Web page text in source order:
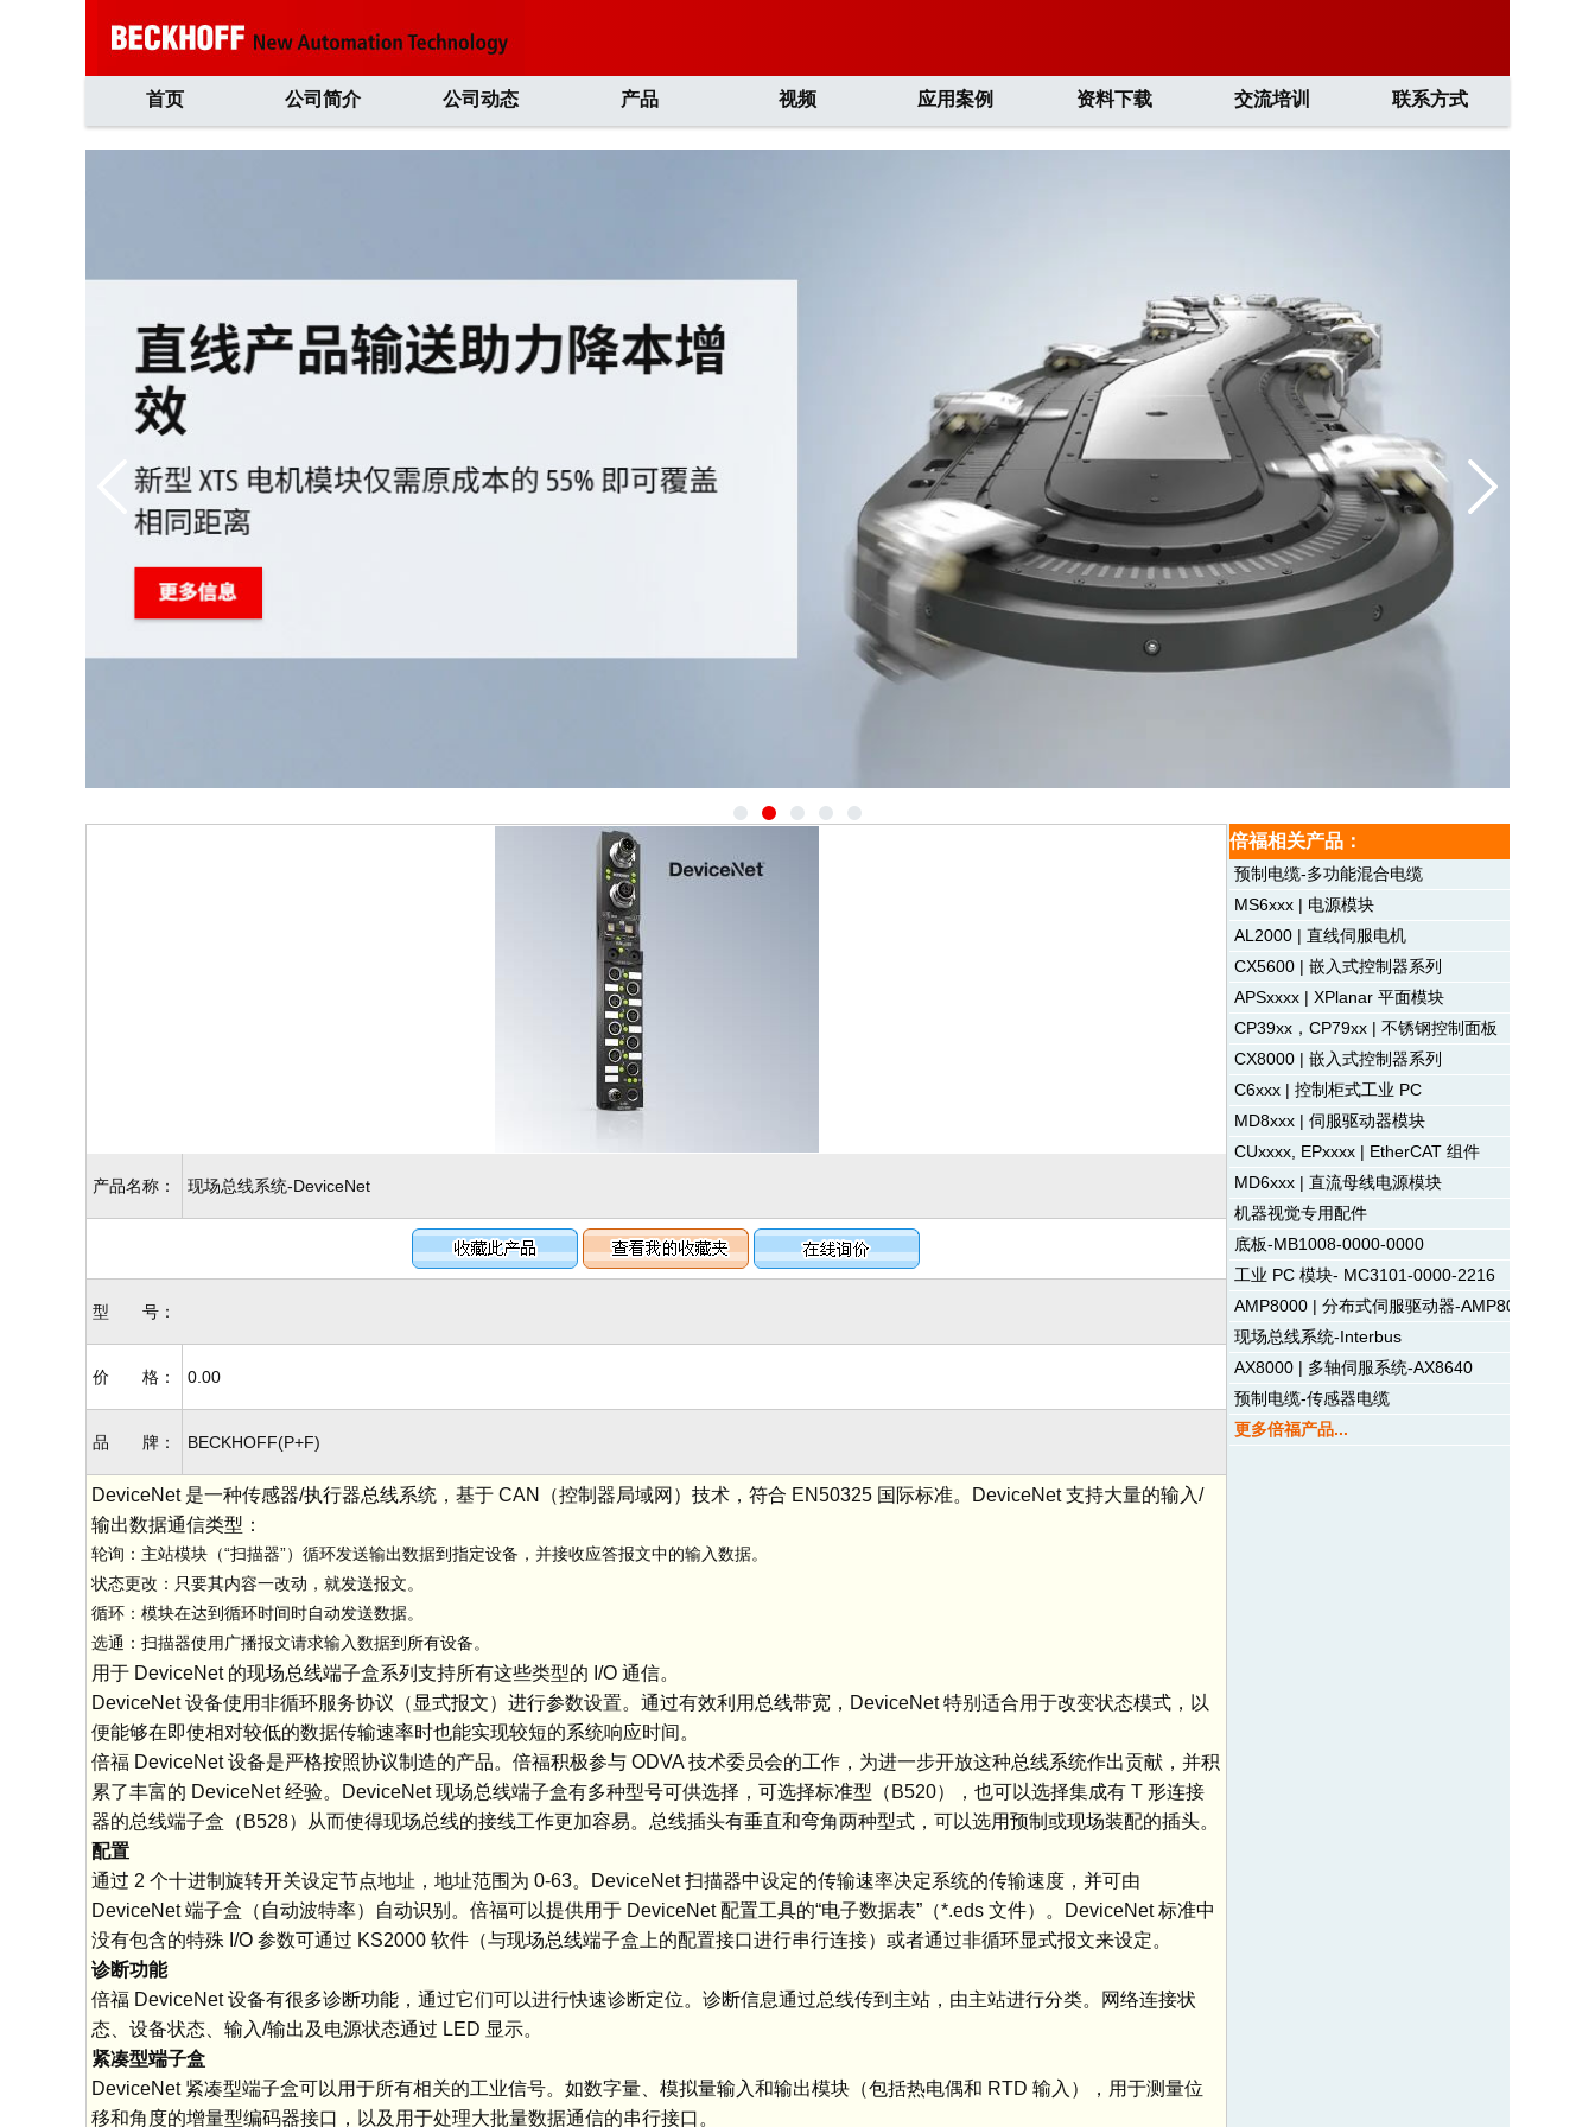
首页 公司简介 公司动态 产品 视频 应用案例 资料下载 交流培训 联系方式
产品名称： 现场总线系统-DeviceNet
型 号：
价 格： 0.00
品 牌： BECKHOFF(P+F)
DeviceNet 是一种传感器/执行器总线系统，基于 CAN（控制器局域网）技术，符合 EN50325 国际标准。DeviceNet 支持大量的输入/
输出数据通信类型：
轮询：主站模块（“扫描器”）循环发送输出数据到指定设备，并接收应答报文中的输入数据。
状态更改：只要其内容一改动，就发送报文。
循环：模块在达到循环时间时自动发送数据。
选通：扫描器使用广播报文请求输入数据到所有设备。
用于 DeviceNet 的现场总线端子盒系列支持所有这些类型的 I/O 通信。
DeviceNet 设备使用非循环服务协议（显式报文）进行参数设置。通过有效利用总线带宽，DeviceNet 特别适合用于改变状态模式，以
便能够在即使相对较低的数据传输速率时也能实现较短的系统响应时间。
倍福 DeviceNet 设备是严格按照协议制造的产品。倍福积极参与 ODVA 技术委员会的工作，为进一步开放这种总线系统作出贡献，并积
累了丰富的 DeviceNet 经验。DeviceNet 现场总线端子盒有多种型号可供选择，可选择标准型（B520），也可以选择集成有 T 形连接
器的总线端子盒（B528）从而使得现场总线的接线工作更加容易。总线插头有垂直和弯角两种型式，可以选用预制或现场装配的插头。
配置
通过 2 个十进制旋转开关设定节点地址，地址范围为 0-63。DeviceNet 扫描器中设定的传输速率决定系统的传输速度，并可由
DeviceNet 端子盒（自动波特率）自动识别。倍福可以提供用于 DeviceNet 配置工具的“电子数据表”（*.eds 文件）。DeviceNet 标准中
没有包含的特殊 I/O 参数可通过 KS2000 软件（与现场总线端子盒上的配置接口进行串行连接）或者通过非循环显式报文来设定。
诊断功能
倍福 DeviceNet 设备有很多诊断功能，通过它们可以进行快速诊断定位。诊断信息通过总线传到主站，由主站进行分类。网络连接状
态、设备状态、输入/输出及电源状态通过 LED 显示。
紧凑型端子盒
DeviceNet 紧凑型端子盒可以用于所有相关的工业信号。如数字量、模拟量输入和输出模块（包括热电偶和 RTD 输入），用于测量位
移和角度的增量型编码器接口，以及用于处理大批量数据通信的串行接口。
倍福相关产品：
预制电缆-多功能混合电缆
MS6xxx | 电源模块
AL2000 | 直线伺服电机
CX5600 | 嵌入式控制器系列
APSxxxx | XPlanar 平面模块
CP39xx，CP79xx | 不锈钢控制面板
CX8000 | 嵌入式控制器系列
C6xxx | 控制柜式工业 PC
MD8xxx | 伺服驱动器模块
CUxxxx, EPxxxx | EtherCAT 组件
MD6xxx | 直流母线电源模块
机器视觉专用配件
底板-MB1008-0000-0000
工业 PC 模块- MC3101-0000-2216
AMP8000 | 分布式伺服驱动器-AMP8041
现场总线系统-Interbus
AX8000 | 多轴伺服系统-AX8640
预制电缆-传感器电缆
更多倍福产品...